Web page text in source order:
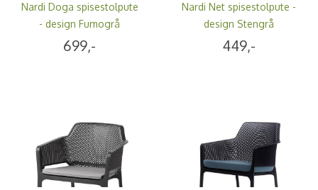
Nardi Doga spisestolpute
- design Fumogrå
699,-
Nardi Net spisestolpute -
design Stengrå
449,-